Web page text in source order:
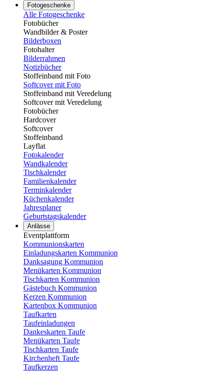
Fotogeschenke
Alle Fotogeschenke
Fotobücher
Wandbilder & Poster
Bilderboxen
Fotohalter
Bilderrahmen
Notizbücher
Stoffeinband mit Foto
Softcover mit Foto
Stoffeinband mit Veredelung
Softcover mit Veredelung
Fotobücher
Hardcover
Softcover
Stoffeinband
Layflat
Fotokalender
Wandkalender
Tischkalender
Familienkalender
Terminkalender
Küchenkalender
Jahresplaner
Geburtstagskalender
Anlässe
Eventplattform
Kommunionskarten
Einladungskarten Kommunion
Danksagung Kommunion
Menükarten Kommunion
Tischkarten Kommunion
Gästebuch Kommunion
Kerzen Kommunion
Kartenbox Kommunion
Taufkarten
Taufeinladungen
Dankeskarten Taufe
Menükarten Taufe
Tischkarten Taufe
Kirchenheft Taufe
Taufkerzen